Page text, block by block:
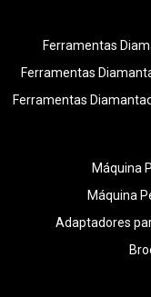
Ferramentas
Ferramentas
Ferramentas
Máquina
Máquina
Adaptadores